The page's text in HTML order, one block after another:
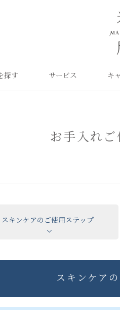
探す
クリーム
雑貨
ライスパワ
サービス キ
お手入れ
スキンケアの ご使用ステップ
スキンケア